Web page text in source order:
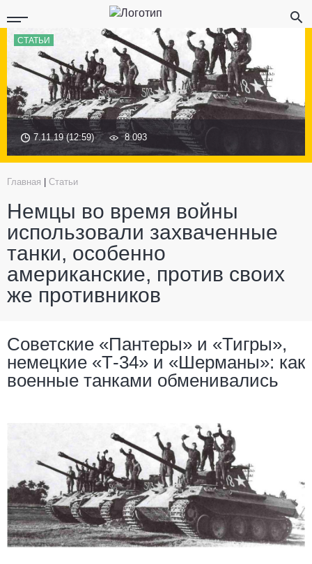
СТАТЬИ
7.11.19 (12:59) 8 093
Главная Статьи
Немцы во время войны
использовали захваченные
танки, особенно
американские, против своих
же противников
Советские «Пантеры» и «Тигры»,
немецкие «Т-34» и «Шерманы»: как
военные танками обменивались